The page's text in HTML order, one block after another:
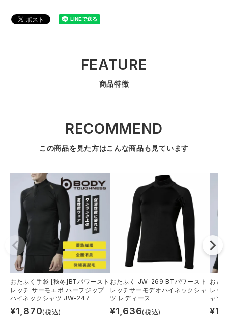
FEATURE
商品特徴
RECOMMEND
この商品を見た方はこんな商品も見ています
おたふく手袋 [秋冬]BTパワースト
レッチ サーモエボ ハーフジップ
ハイネックシャツ JW-247
¥1,870(税込)
おたふく JW-269 BTパワースト
レッチサーモデオハイネックシャ
ツ レディース
¥1,636(税込)
おた
レッ
ャツ
¥